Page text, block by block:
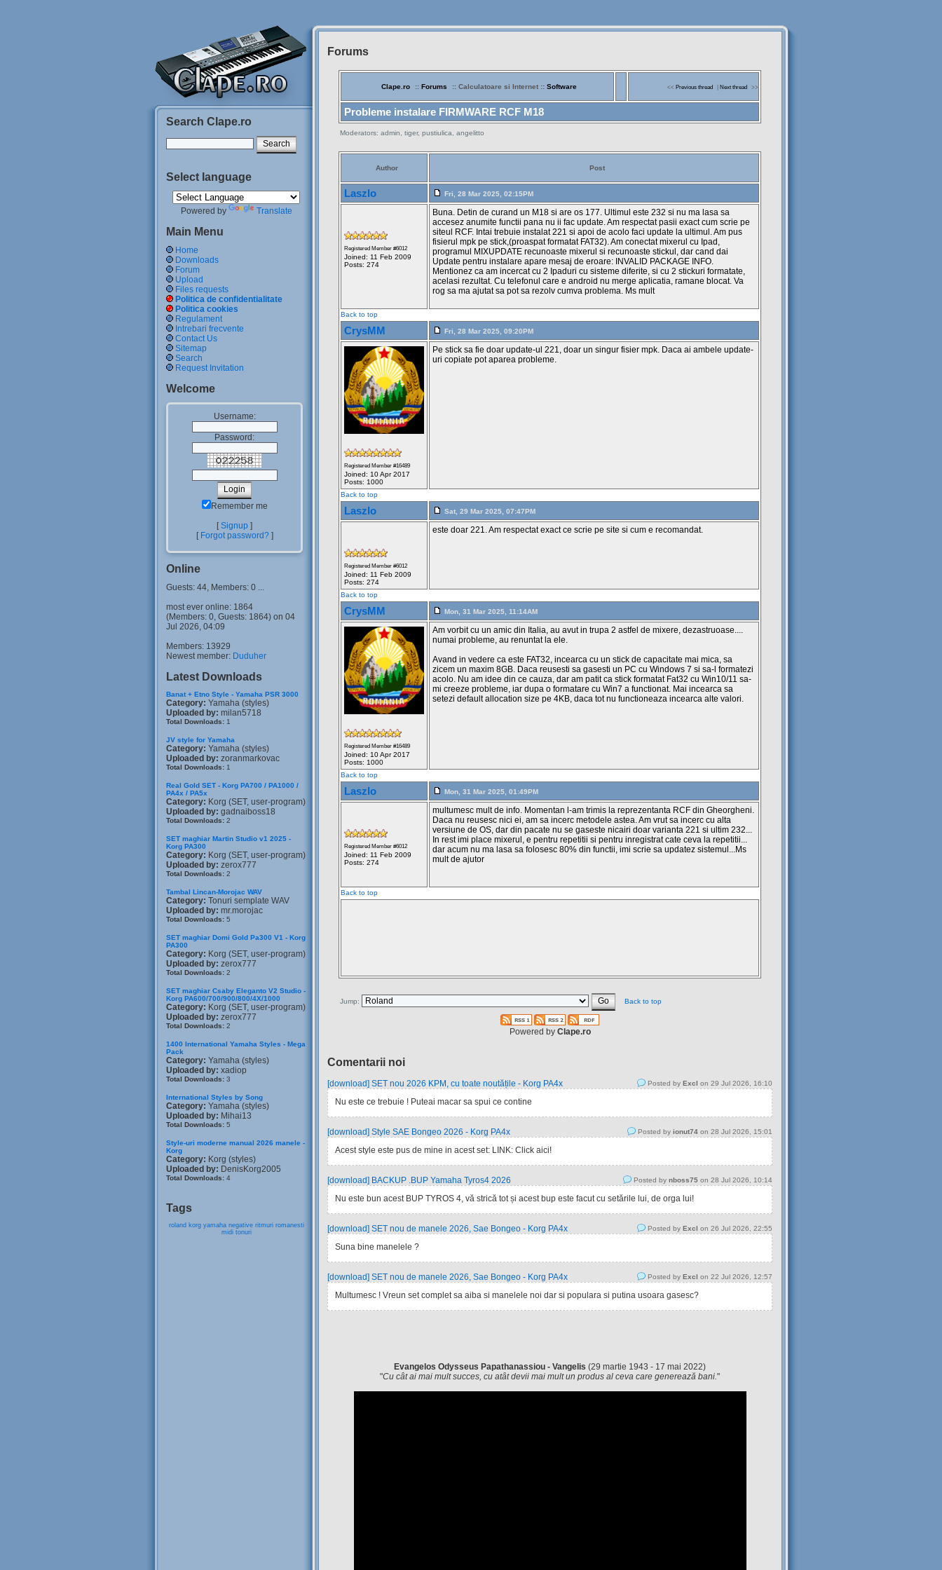
Search Clape.ro
Select language
Powered by Translate
Main Menu
Home
Downloads
Forum
Upload
Files requests
Politica de confidentialitate
Politica cookies
Regulament
Intrebari frecvente
Contact Us
Sitemap
Search
Request Invitation
Welcome
Username:
Password:
Remember me
[Signup ]
[ Forgot password?]
Online
Guests: 44, Members: 0 ...
most ever online: 1864
(Members: 0, Guests: 1864) on 04
Jul 2026, 04:09
Members: 13929
Newest member: Duduher
Latest Downloads
Banat + Etno Style - Yamaha PSR 3000
Category: Yamaha (styles)
Uploaded by: milan5718
Total Downloads: 1
JV style for Yamaha
Category: Yamaha (styles)
Uploaded by: zoranmarkovac
Total Downloads: 1
Real Gold SET - Korg PA700 / PA1000 /
PA4x / PA5x
Category: Korg (SET, user-program)
Uploaded by: gadnaiboss18
Total Downloads: 2
SET maghiar Martin Studio v1 2025 -
Korg PA300
Category: Korg (SET, user-program)
Uploaded by: zerox777
Total Downloads: 2
Tambal Lincan-Morojac WAV
Category: Tonuri semplate WAV
Uploaded by: mr.morojac
Total Downloads: 5
SET maghiar Domi Gold Pa300 V1 - Korg
PA300
Category: Korg (SET, user-program)
Uploaded by: zerox777
Total Downloads: 2
SET maghiar Csaby Eleganto V2 Studio -
Korg PA600/700/900/800/4X/1000
Category: Korg (SET, user-program)
Uploaded by: zerox777
Total Downloads: 2
1400 International Yamaha Styles - Mega
Pack
Category: Yamaha (styles)
Uploaded by: xadiop
Total Downloads: 3
International Styles by Song
Category: Yamaha (styles)
Uploaded by: Mihai13
Total Downloads: 5
Style-uri moderne manual 2026 manele -
Korg
Category: Korg (styles)
Uploaded by: DenisKorg2005
Total Downloads: 4
Tags
roland korg yamaha negative ritmuri romanesti
midi tonuri
Forums
Clape.ro :: Forums :: Calculatoare si Internet :: Software << Previous thread Next thread >>
Probleme instalare FIRMWARE RCF M18
Moderators: admin, tiger, pustiulica, angelitto
Author Post
Laszlo Fri, 28 Mar 2025, 02:15PM
Registered Member #6012
Joined: 11 Feb 2009
Posts: 274
Buna. Detin de curand un M18 si are os 177. Ultimul este 232 si nu ma lasa sa
accesez anumite functii pana nu ii fac update. Am respectat pasii exact cum scrie pe
siteul RCF. Intai trebuie instalat 221 si apoi de acolo faci update la ultimul. Am pus
fisierul mpk pe stick,(proaspat formatat FAT32). Am conectat mixerul cu Ipad,
programul MIXUPDATE recunoaste mixerul si recunoaste stickul, dar cand dai
Update pentru instalare apare mesaj de eroare: INVALID PACKAGE INFO.
Mentionez ca am incercat cu 2 Ipaduri cu sisteme diferite, si cu 2 stickuri formatate,
acelasi rezultat. Cu telefonul care e android nu merge aplicatia, ramane blocat. Va
rog sa ma ajutat sa pot sa rezolv cumva problema. Ms mult
Back to top
CrysMM Fri, 28 Mar 2025, 09:20PM
Registered Member #16489
Joined: 10 Apr 2017
Posts: 1000
Pe stick sa fie doar update-ul 221, doar un singur fisier mpk. Daca ai ambele update-
uri copiate pot aparea probleme.
Back to top
Laszlo Sat, 29 Mar 2025, 07:47PM
Registered Member #6012
Joined: 11 Feb 2009
Posts: 274
este doar 221. Am respectat exact ce scrie pe site si cum e recomandat.
Back to top
CrysMM Mon, 31 Mar 2025, 11:14AM
Registered Member #16489
Joined: 10 Apr 2017
Posts: 1000
Am vorbit cu un amic din Italia, au avut in trupa 2 astfel de mixere, dezastruoase....
numai probleme, au renuntat la ele.
Avand in vedere ca este FAT32, incearca cu un stick de capacitate mai mica, sa
zicem un maxim 8GB. Daca reusesti sa gasesti un PC cu Windows 7 si sa-l formatezi
acolo. Nu am idee din ce cauza, dar am patit ca stick formatat Fat32 cu Win10/11 sa-
mi creeze probleme, iar dupa o formatare cu Win7 a functionat. Mai incearca sa
setezi default allocation size pe 4KB, daca tot nu functioneaza incearca alte valori.
Back to top
Laszlo Mon, 31 Mar 2025, 01:49PM
Registered Member #6012
Joined: 11 Feb 2009
Posts: 274
multumesc mult de info. Momentan l-am trimis la reprezentanta RCF din Gheorgheni.
Daca nu reusesc nici ei, am sa incerc metodele astea. Am vrut sa incerc cu alta
versiune de OS, dar din pacate nu se gaseste nicairi doar varianta 221 si ultim 232...
In rest imi place mixerul, e pentru repetitii si pentru inregistrat cate ceva la repetitii...
dar acum nu ma lasa sa folosesc 80% din functii, imi scrie sa updatez sistemul...Ms
mult de ajutor
Back to top
Jump: Back to top
Powered by Clape.ro
Comentarii noi
[download] SET nou 2026 KPM, cu toate noutățile - Korg PA4x Posted by Excl on 29 Jul 2026, 16:10
Nu este ce trebuie ! Puteai macar sa spui ce contine
[download] Style SAE Bongeo 2026 - Korg PA4x Posted by ionut74 on 28 Jul 2026, 15:01
Acest style este pus de mine in acest set: LINK: Click aici!
[download] BACKUP .BUP Yamaha Tyros4 2026 Posted by nboss75 on 28 Jul 2026, 10:14
Nu este bun acest BUP TYROS 4, vă strică tot și acest bup este facut cu setările lui, de orga lui!
[download] SET nou de manele 2026, Sae Bongeo - Korg PA4x Posted by Excl on 26 Jul 2026, 22:55
Suna bine manelele ?
[download] SET nou de manele 2026, Sae Bongeo - Korg PA4x Posted by Excl on 22 Jul 2026, 12:57
Multumesc ! Vreun set complet sa aiba si manelele noi dar si populara si putina usoara gasesc?
Evangelos Odysseus Papathanassiou - Vangelis (29 martie 1943 - 17 mai 2022)
"Cu cât ai mai mult succes, cu atât devii mai mult un produs al ceva care generează bani."
Siteul
Muzicantilor